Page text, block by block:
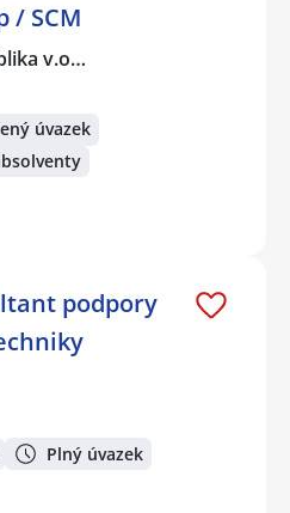
/ SCM
v.o…
úvazek
podpory
Plný úvazek